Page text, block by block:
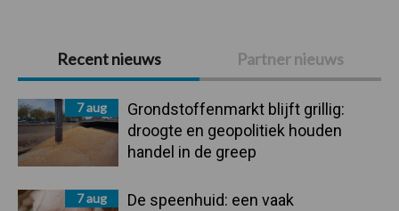
Primaire
Sidebar
Recent nieuws Partner nieuws
7 aug
Grondstoffenmarkt blijft grillig:
droogte en geopolitiek houden
handel in de greep
7 aug
De speenhuid: een vaak